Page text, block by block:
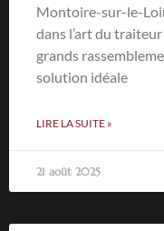
Montoire-sur-le-
dans l’art du
grands
solution idéale
LIRE LA SUITE »
21 août 2025